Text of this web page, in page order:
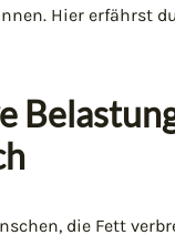
Hier erfährst
die Fett